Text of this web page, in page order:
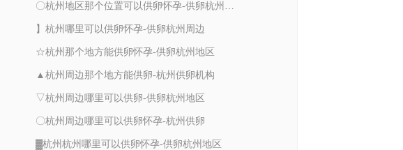
〇杭州地区那个位置可以供卵怀孕-供卵杭州地区
】杭州哪里可以供卵怀孕-供卵杭州周边
☆杭州那个地方能供卵怀孕-供卵杭州地区
▲杭州周边那个地方能供卵-杭州供卵机构
▽杭州周边哪里可以供卵-供卵杭州地区
〇杭州周边哪里可以供卵怀孕-杭州供卵
▓杭州杭州哪里可以供卵怀孕-供卵杭州地区